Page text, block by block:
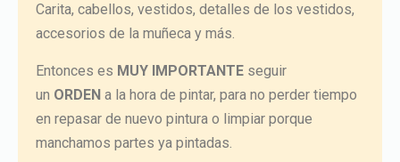
Carita, cabellos, vestidos, detalles de los vestidos,
accesorios de la muñeca y más.
Entonces es MUY IMPORTANTE seguir
un ORDEN a la hora de pintar, para no perder tiempo
en repasar de nuevo pintura o limpiar porque
manchamos partes ya pintadas.